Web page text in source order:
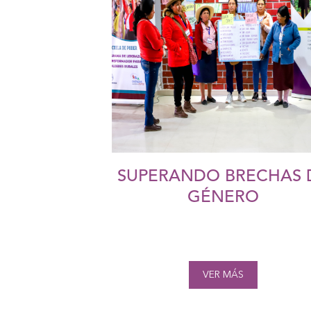
SUPERANDO BRECHAS
GÉNERO
VER MÁS